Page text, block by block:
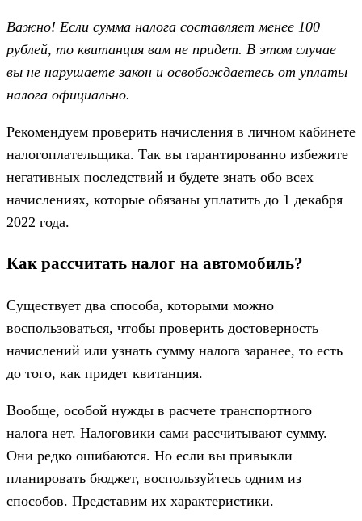
Важно! Если сумма налога составляет менее 100
рублей, то квитанция вам не придет. В этом случае
вы не нарушаете закон и освобождаетесь от уплаты
налога официально.
Рекомендуем проверить начисления в личном кабинете
налогоплательщика. Так вы гарантированно избежите
негативных последствий и будете знать обо всех
начислениях, которые обязаны уплатить до 1 декабря
2022 года.
Как рассчитать налог на автомобиль?
Существует два способа, которыми можно
воспользоваться, чтобы проверить достоверность
начислений или узнать сумму налога заранее, то есть
до того, как придет квитанция.
Вообще, особой нужды в расчете транспортного
налога нет. Налоговики сами рассчитывают сумму.
Они редко ошибаются. Но если вы привыкли
планировать бюджет, воспользуйтесь одним из
способов. Представим их характеристики.